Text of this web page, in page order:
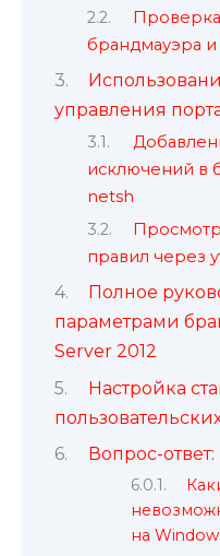
брандмауэра и
управления
исключений в
netsh
Просмотр
правил через
Полное
параметрами
Server 2012
Настройка
Вопрос-ответ:
на